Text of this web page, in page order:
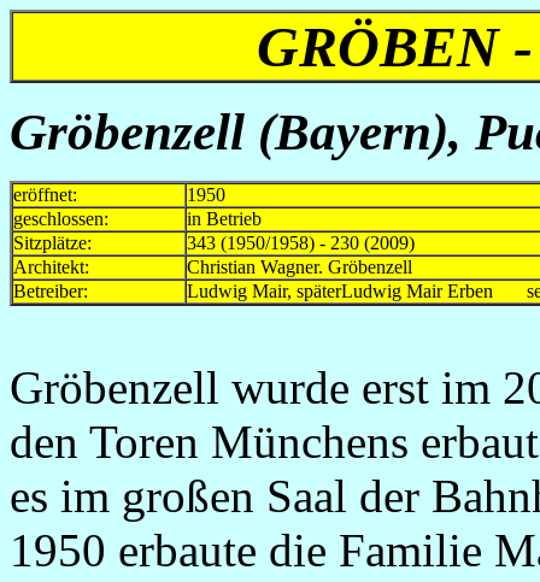
GRÖBEN
Gröbenzell (Bayern),
eröffnet:
1950
geschlossen:
in Betrieb
Sitzplätze:
343 (1950/1958) - 230 (2009)
Architekt:
Christian Wagner. Gröbenzell
Betreiber:
Ludwig Mair, späterLudwig Mair Erben
Gröbenzell wurde erst im
den Toren Münchens
es im großen Saal der
1950 erbaute die Familie